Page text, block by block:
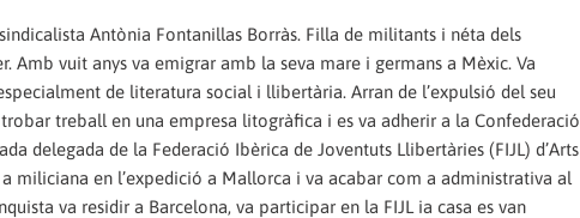
Antònia Fontanillas Borràs. Filla de militants i néta dels
Amb vuit anys va emigrar amb la seva mare i germans a Mèxic. Va
de literatura social i llibertària. Arran de l’expulsió del seu
treball en una empresa litogràfica i es va adherir a la Confederació
delegada de la Federació Ibèrica de Joventuts Llibertàries (FIJL) d’Arts
miliciana en l’expedició a Mallorca i va acabar com a administrativa al
va residir a Barcelona, va participar en la FIJL ia casa es van